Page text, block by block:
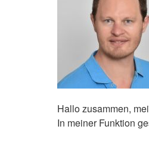
Hallo zusammen,
In meiner Funktion